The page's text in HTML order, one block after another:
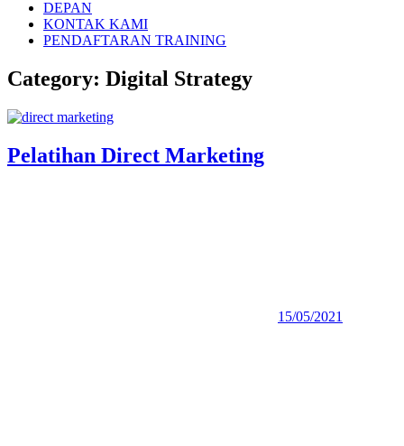
DEPAN
KONTAK KAMI
PENDAFTARAN TRAINING
Category: Digital Strategy
Pelatihan Direct Marketing
15/05/2021